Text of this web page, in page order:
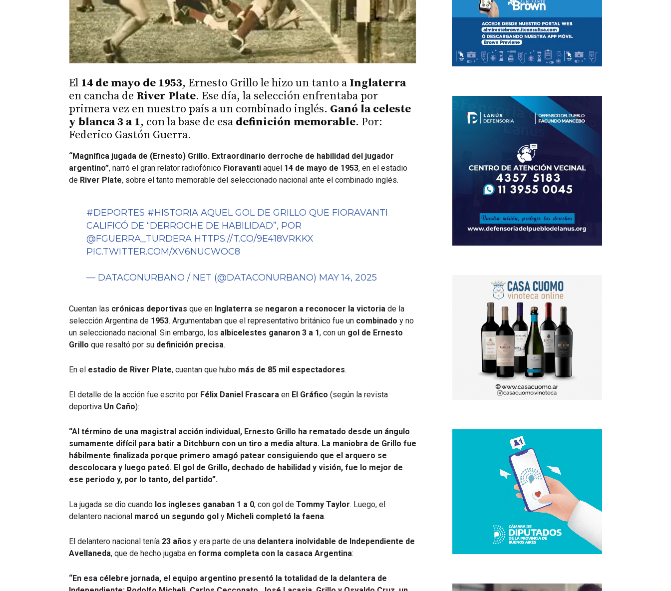
El 14 de mayo de 1953, Ernesto Grillo le hizo un tanto a Inglaterra
en cancha de River Plate. Ese día, la selección enfrentaba por
primera vez en nuestro país a un combinado inglés. Ganó la celeste
y blanca 3 a 1, con la base de esa definición memorable. Por:
Federico Gastón Guerra.
“Magnífica jugada de (Ernesto) Grillo. Extraordinario derroche de habilidad del jugador
argentino”, narró el gran relator radiofónico Fioravanti aquel 14 de mayo de 1953, en el estadio
de River Plate, sobre el tanto memorable del seleccionado nacional ante el combinado inglés.
#DEPORTES #HISTORIAAQUEL GOL DE GRILLO QUE FIORAVANTI
CALIFICÓ DE “DERROCHE DE HABILIDAD”, POR
@FGUERRA_TURDERA HTTPS://T.CO/9E418VRKKX
PIC.TWITTER.COM/XV6NUCWOC8
— DATACONURBANO / NET (@DATACONURBANO) MAY 14, 2025
Cuentan las crónicas deportivas que en Inglaterra se negaron a reconocer la victoria de la
selección Argentina de 1953. Argumentaban que el representativo británico fue un combinado y no
un seleccionado nacional. Sin embargo, los albicelestes ganaron 3 a 1, con un gol de Ernesto
Grillo que resaltó por su definición precisa.
En el estadio de River Plate, cuentan que hubo más de 85 mil espectadores.
El detalle de la acción fue escrito por Félix Daniel Frascara en El Gráfico (según la revista
deportiva Un Caño):
“Al término de una magistral acción individual, Ernesto Grillo ha rematado desde un ángulo
sumamente difícil para batir a Ditchburn con un tiro a media altura. La maniobra de Grillo fue
hábilmente finalizada porque primero amagó patear consiguiendo que el arquero se
descolocara y luego pateó. El gol de Grillo, dechado de habilidad y visión, fue lo mejor de
ese periodo y, por lo tanto, del partido”.
La jugada se dio cuando los ingleses ganaban 1 a 0, con gol de Tommy Taylor. Luego, el
delantero nacional marcó un segundo gol y Micheli completó la faena.
El delantero nacional tenía 23 años y era parte de una delantera inolvidable de Independiente de
Avellaneda, que de hecho jugaba en forma completa con la casaca Argentina:
“En esa célebre jornada, el equipo argentino presentó la totalidad de la delantera de